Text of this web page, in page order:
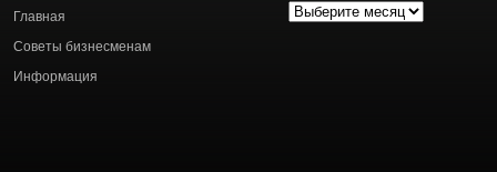
Главная
Советы бизнесменам
Информация
Архив